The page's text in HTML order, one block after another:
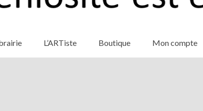
L’ARTiste Boutique Mon compte